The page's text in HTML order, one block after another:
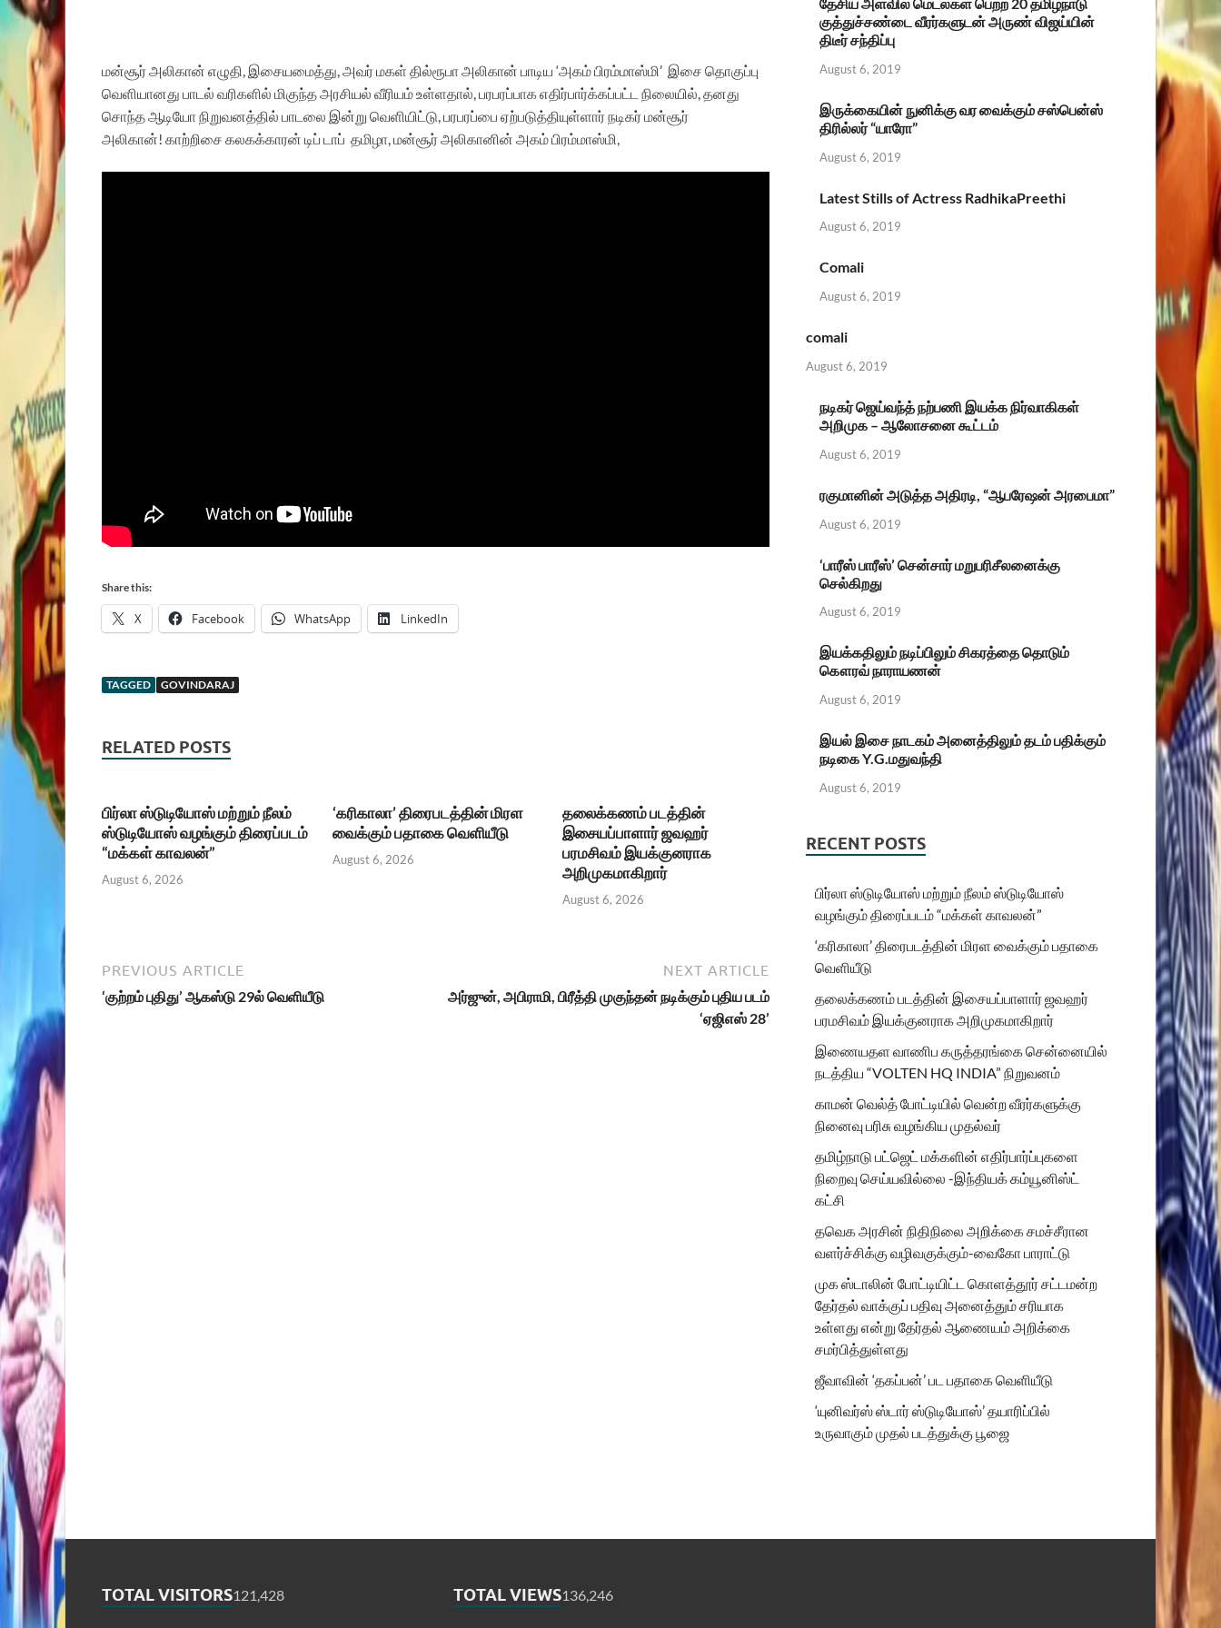
மன்சூர் அலிகான் எழுதி, இசையமைத்து, அவர் மகள் தில்ரூபா அலிகான் பாடிய ‘அகம் பிரம்மாஸ்மி’ இசை தொகுப்பு
வெளியானது பாடல் வரிகளில் மிகுந்த அரசியல் வீரியம் உள்ளதால், பரபரப்பாக எதிர்பார்க்கப்பட்ட நிலையில், தனது
சொந்த ஆடியோ நிறுவனத்தில் பாடலை இன்று வெளியிட்டு, பரபரப்பை ஏற்படுத்தியுள்ளார் நடிகர் மன்சூர்
அலிகான்! காற்றிசை கலகக்காரன் டிப் டாப் தமிழா,மன்சூர் அலிகானின் அகம் பிரம்மாஸ்மி,
Share this:
X Facebook WhatsApp LinkedIn
TAGGED GOVINDARAJ
RELATED POSTS
பிர்லா ஸ்டுடியோஸ் மற்றும் நீலம்
ஸ்டுடியோஸ் வழங்கும் திரைப்படம்
“மக்கள் காவலன்”
August 6, 2026
‘கரிகாலா’ திரைபடத்தின் மிரள
வைக்கும் பதாகை வெளியீடு
August 6, 2026
தலைக்கணம் படத்தின்
இசையப்பாளார் ஜவஹர்
பரமசிவம் இயக்குனராக
அறிமுகமாகிறார்
August 6, 2026
PREVIOUS ARTICLE
‘குற்றம் புதிது’ ஆகஸ்டு 29ல் வெளியீடு
NEXT ARTICLE
அர்ஜுன், அபிராமி, பிரீத்தி முகுந்தன் நடிக்கும் புதிய படம்
‘ஏஜிஎஸ் 28’
குத்துச்சண்டை வீரர்களுடன் அருண் விஜய்யின்
திடீர் சந்திப்பு
August 6, 2019
இருக்கையின் நுனிக்கு வர வைக்கும் சஸ்பென்ஸ்
திரில்லர் “யாரோ”
August 6, 2019
Latest Stills of Actress RadhikaPreethi
August 6, 2019
Comali
August 6, 2019
comali
August 6, 2019
நடிகர் ஜெய்வந்த் நற்பணி இயக்க நிர்வாகிகள்
அறிமுக – ஆலோசனை கூட்டம்
August 6, 2019
ரகுமானின் அடுத்த அதிரடி, “ஆபரேஷன் அரபைமா”
August 6, 2019
‘பாரீஸ் பாரீஸ்’ சென்சார் மறுபரிசீலனைக்கு
செல்கிறது
August 6, 2019
இயக்கதிலும் நடிப்பிலும் சிகரத்தை தொடும்
கௌரவ் நாராயணன்
August 6, 2019
இயல் இசை நாடகம் அனைத்திலும் தடம் பதிக்கும்
நடிகை Y.G.மதுவந்தி
August 6, 2019
RECENT POSTS
பிர்லா ஸ்டுடியோஸ் மற்றும் நீலம் ஸ்டுடியோஸ்
வழங்கும் திரைப்படம் “மக்கள் காவலன்”
‘கரிகாலா’ திரைபடத்தின் மிரள வைக்கும் பதாகை
வெளியீடு
தலைக்கணம் படத்தின் இசையப்பாளார் ஜவஹர்
பரமசிவம் இயக்குனராக அறிமுகமாகிறார்
இணையதள வாணிப கருத்தரங்கை சென்னையில்
நடத்திய “VOLTEN HQ INDIA” நிறுவனம்
காமன் வெல்த் போட்டியில் வென்ற வீரர்களுக்கு
நினைவு பரிசு வழங்கிய முதல்வர்
தமிழ்நாடு பட்ஜெட் மக்களின் எதிர்பார்ப்புகளை
நிறைவு செய்யவில்லை -இந்தியக் கம்யூனிஸ்ட்
கட்சி
தவெக அரசின் நிதிநிலை அறிக்கை சமச்சீரான
வளர்ச்சிக்கு வழிவகுக்கும்-வைகோ பாராட்டு
முக ஸ்டாலின் போட்டியிட்ட கொளத்தூர் சட்டமன்ற
தேர்தல் வாக்குப் பதிவு அனைத்தும் சரியாக
உள்ளது என்று தேர்தல் ஆணையம் அறிக்கை
சமர்பித்துள்ளது
ஜீவாவின் ‘தகப்பன்’ பட பதாகை வெளியீடு
‘யுனிவர்ஸ் ஸ்டார் ஸ்டுடியோஸ்’ தயாரிப்பில்
உருவாகும் முதல் படத்துக்கு பூஜை
TOTAL VISITORS121,428 TOTAL VIEWS136,246